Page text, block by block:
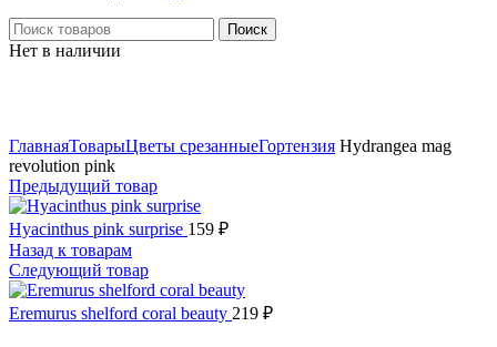
Поиск
Нет в наличии
ГлавнаяТоварыЦветы срезанныеГортензия Hydrangea mag
revolution pink
Предыдущий товар
Hyacinthus pink surprise 159 ₽
Назад к товарам
Следующий товар
Eremurus shelford coral beauty 219 ₽